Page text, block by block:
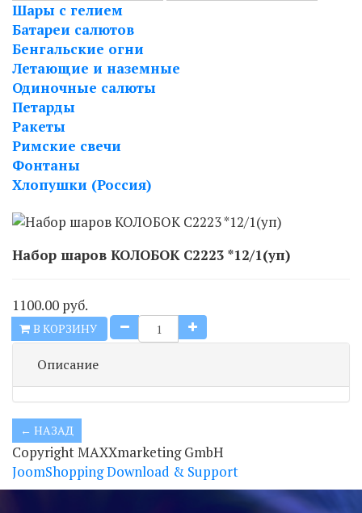
Шары с гелием
Батареи салютов
Бенгальские огни
Летающие и наземные
Одиночные салюты
Петарды
Ракеты
Римские свечи
Фонтаны
Хлопушки (Россия)
Набор шаров КОЛОБОК С2223 *12/1(уп)
1100.00 руб.
В КОРЗИНУ
Описание
Copyright MAXXmarketing GmbH
JoomShopping Download & Support